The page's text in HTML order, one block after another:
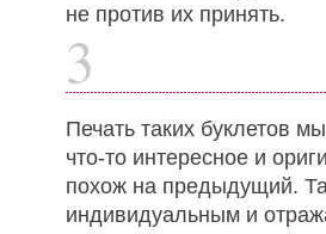
не против их принять.
3
Печать таких буклетов
что-то интересное и
похож на предыдущий.
индивидуальным и